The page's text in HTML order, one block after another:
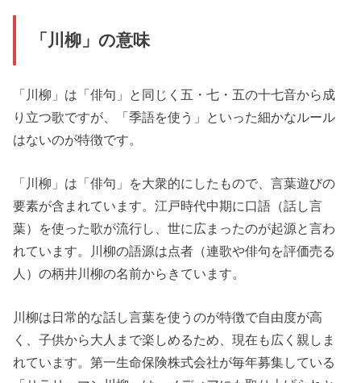
「川柳」の意味
「川柳」は「俳句」と同じく五・七・五の十七音から成
り立つ歌ですが、「季語を使う」といった細かなルール
はないのが特徴です。
「川柳」は「俳句」を大衆的にしたもので、言葉遊びの
要素が含まれています。江戸時代中期に口語（話し言
葉）を使った歌が流行し、世に広まったのが起源と言わ
れています。川柳の語源は点者（連歌や俳句を評価売る
人）の柄井川柳の名前からきています。
川柳は日常的な話し言葉を使うのが特徴で自由度が高
く、子供から大人まで楽しめるため、現在も広く親しま
れています。第一生命保険株式会社が毎年募集している